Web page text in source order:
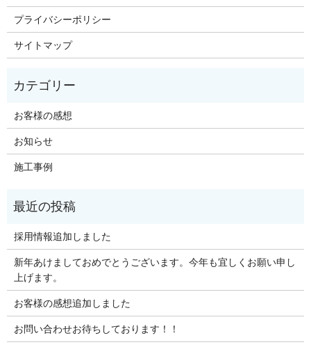
プライバシーポリシー
サイトマップ
お客様の感想
お知らせ
施工事例
採用情報追加しました
新年あけましておめでとうございます。今年も宜しくお願い申し
上げます。
お客様の感想追加しました
お問い合わせお待ちしております！！